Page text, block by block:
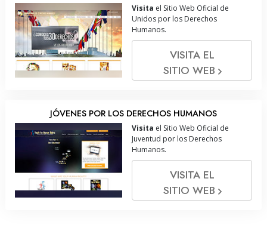
Visita el Sitio Web Oficial de
Unidos por los Derechos
Humanos.
VISITA EL
SITIO WEB
JÓVENES POR LOS DERECHOS HUMANOS
Visita el Sitio Web Oficial de
Juventud por los Derechos
Humanos.
VISITA EL
SITIO WEB